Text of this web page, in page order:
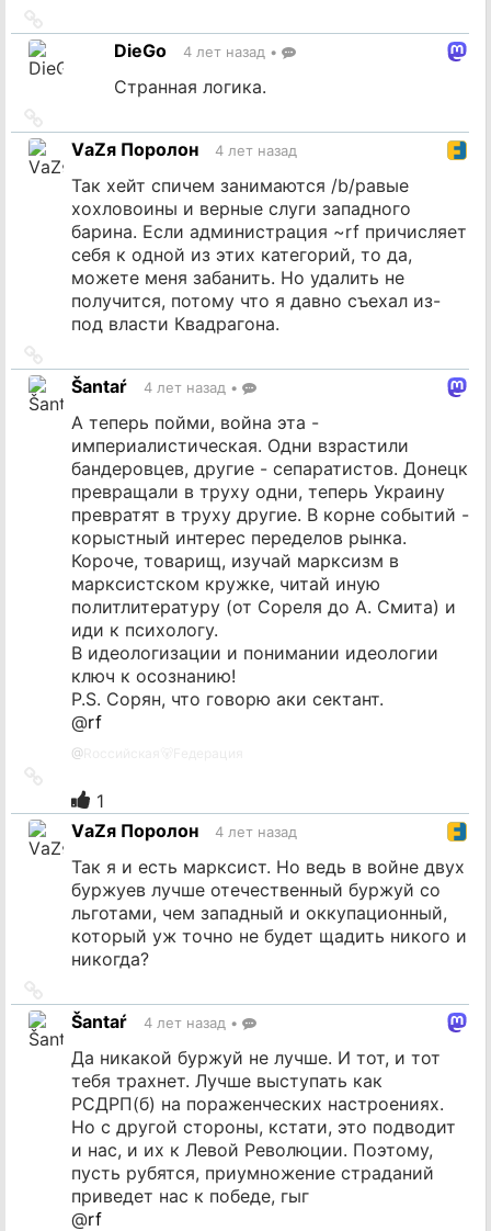
на
источник DieGo 4 лет назад •
Странная логика.
на
источник
VаZя Поролон 4 лет назад
Так хейт спичем занимаются /b/равые
хохловоины и верные слуги западного
барина. Если администрация ~rf причисляет
себя к одной из этих категорий, то да,
можете меня забанить. Но удалить не
получится, потому что я давно съехал из-
под власти Квадрагона.
на
источник
Šantaŕ 4 лет назад •
А теперь пойми, война эта -
империалистическая. Одни взрастили
бандеровцев, другие - сепаратистов. Донецк
превращали в труху одни, теперь Украину
превратят в труху другие. В корне событий -
корыстный интерес переделов рынка.
Короче, товарищ, изучай марксизм в
марксистском кружке, читай иную
политлитературу (от Сореля до А. Смита) и
иди к психологу.
В идеологизации и понимании идеологии
ключ к осознанию!
P.S. Сорян, что говорю аки сектант.
@rf
@
источник
1
VаZя Поролон
4 лет назад
Так я и есть марксист. Но ведь в войне двух
буржуев лучше отечественный буржуй со
льготами, чем западный и оккупационный,
который уж точно не будет щадить никого и
никогда?
на
источник
Šantaŕ 4 лет назад •
Да никакой буржуй не лучше. И тот, и тот
тебя трахнет. Лучше выступать как
РСДРП(б) на пораженческих настроениях.
Но с другой стороны, кстати, это подводит
и нас, и их к Левой Революции. Поэтому,
пусть рубятся, приумножение страданий
приведет нас к победе, гыг
@rf